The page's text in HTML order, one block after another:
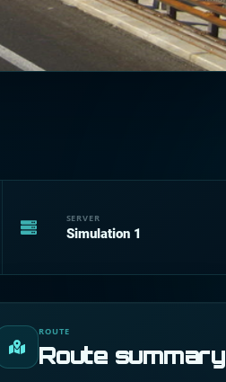
SERVER
Simulation 1
ROUTE
Route summary